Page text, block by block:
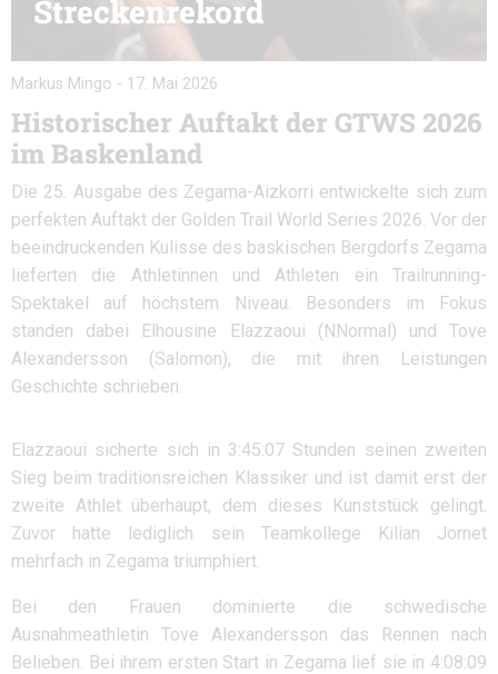
Streckenrekord
Markus Mingo - 17. Mai 2026
Historischer Auftakt der GTWS 2026
im Baskenland
Die 25. Ausgabe des Zegama-Aizkorri entwickelte sich zum
perfekten Auftakt der Golden Trail World Series 2026. Vor der
beeindruckenden Kulisse des baskischen Bergdorfs Zegama
lieferten die Athletinnen und Athleten ein Trailrunning-
Spektakel auf höchstem Niveau. Besonders im Fokus
standen dabei Elhousine Elazzaoui (NNormal) und Tove
Alexandersson (Salomon), die mit ihren Leistungen
Geschichte schrieben.
Elazzaoui sicherte sich in 3:45:07 Stunden seinen zweiten
Sieg beim traditionsreichen Klassiker und ist damit erst der
zweite Athlet überhaupt, dem dieses Kunststück gelingt.
Zuvor hatte lediglich sein Teamkollege Kilian Jornet
mehrfach in Zegama triumphiert.
Bei den Frauen dominierte die schwedische
Ausnahmeathletin Tove Alexandersson das Rennen nach
Belieben. Bei ihrem ersten Start in Zegama lief sie in 4:08:09